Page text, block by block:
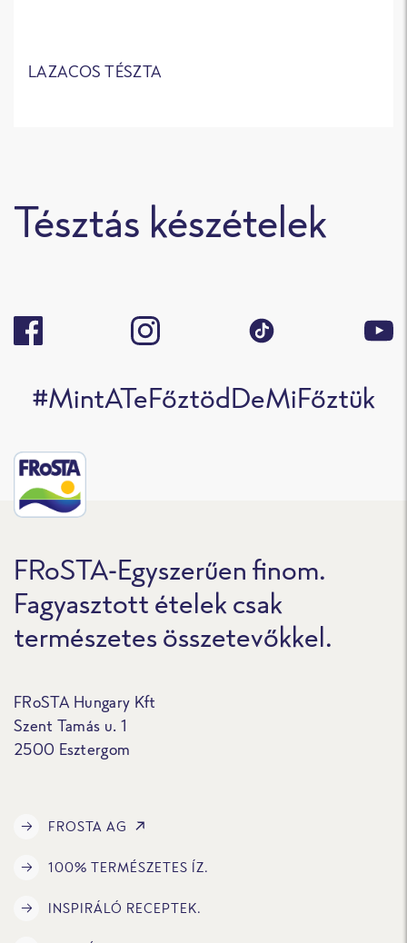
LAZACOS TÉSZTA
Tésztás készételek
#MintATeFőztödDeMiFőztük
FRoSTA-Egyszerűen finom.
Fagyasztott ételek csak
természetes összetevőkkel.
FRoSTA Hungary Kft
Szent Tamás u. 1
2500 Esztergom
FROSTA AG
100% TERMÉSZETES ÍZ.
INSPIRÁLÓ RECEPTEK.